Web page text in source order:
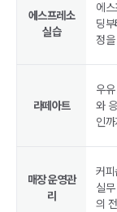
에스프레소
실습
에
딩
정을
라떼아트
우
와
인
매장 운영관
리
커피
실
의